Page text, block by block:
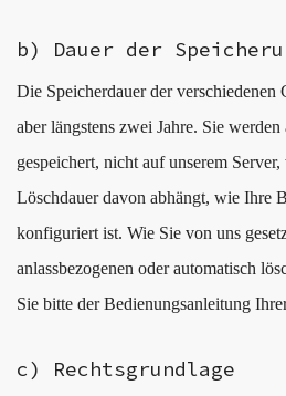
b) Dauer der
Die Speicherdauer der verschiedenen
aber längstens zwei Jahre. Sie
gespeichert, nicht auf unserem
Löschdauer davon abhängt, wie Ihre
konfiguriert ist. Wie Sie von uns
anlassbezogenen oder automatisch
Sie bitte der Bedienungsanleitung
c) Rechtsgrundlage